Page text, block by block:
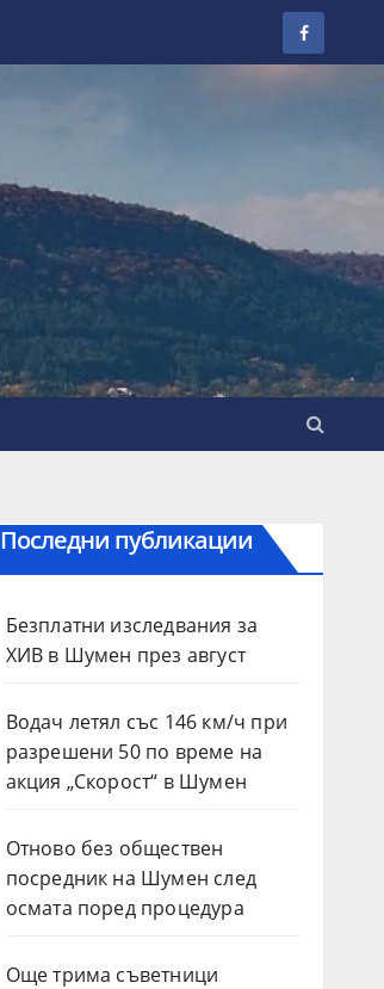
Последни публикации
Безплатни изследвания за
ХИВ в Шумен през август
Водач летял със 146 км/ч при
разрешени 50 по време на
акция „Скорост“ в Шумен
Отново без обществен
посредник на Шумен след
осмата поред процедура
Още трима съветници